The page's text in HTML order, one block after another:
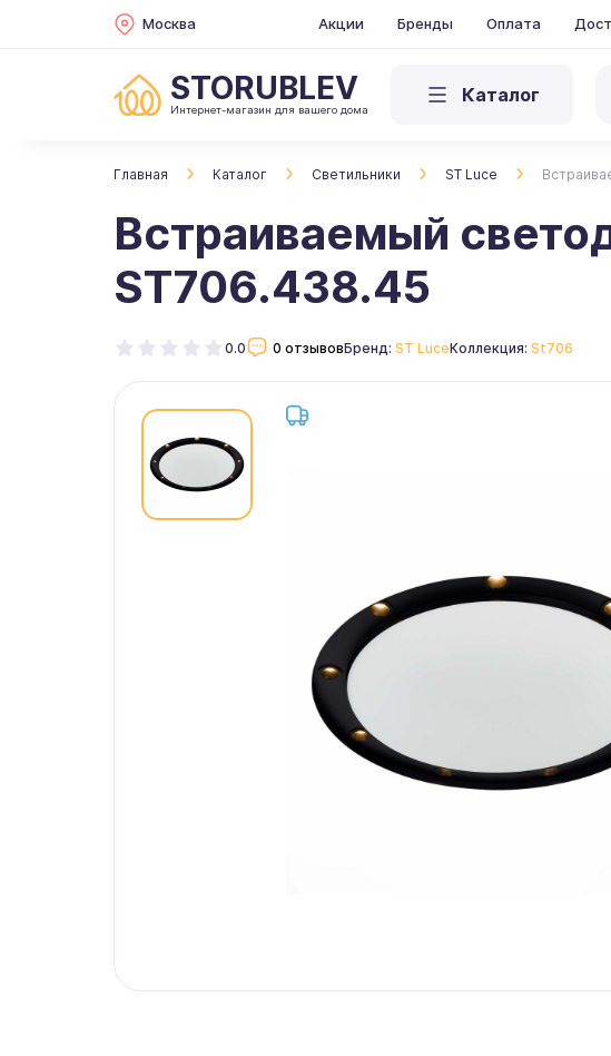
Москва Акции Бренды Оплата
STORUBLEV
Интернет-магазин для вашего дома
Каталог
Главная Каталог Светильники ST Luce
Встраиваемый
ST706.438.45
0.0 0 отзывовБренд: ST LuceКоллекция: St706